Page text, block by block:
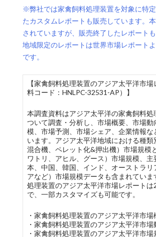
※弊社では家禽飼料処理装置を対象に特
たカスタムレポートも販売しています。
されていますが、販売終了したレポート
地域限定のレポートは世界市場レポート
です。
【家禽飼料処理装置のアジア太平洋市
料コード：HNLPC-32531-AP）】
本調査資料はアジア太平洋の家禽飼料処
ついて調査・分析し、市場概要、市場動
模、市場予測、市場シェア、企業情報な
います。アジア太平洋地域における種類
混合機、ペレット化&押出機）市場規模
ワトリ、アヒル、グース）市場規模、主
本、中国、韓国、インド、オーストラリ
アなど）市場規模データも含まれていま
処理装置のアジア太平洋市場レポートは
で、一部カスタマイズも可能です。
・家禽飼料処理装置のアジア太平洋市場
・家禽飼料処理装置のアジア太平洋市場
・家禽飼料処理装置のアジア太平洋市場